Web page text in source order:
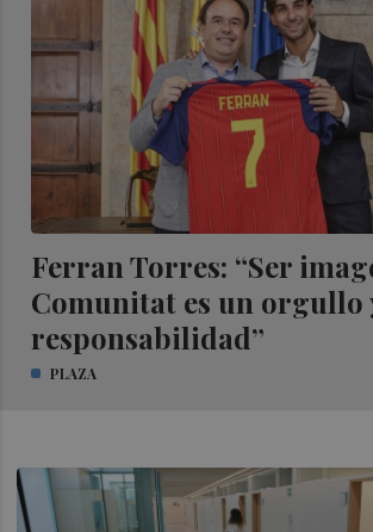
Ferran Torres: “Ser
Comunitat es un orgullo
responsabilidad”
PLAZA